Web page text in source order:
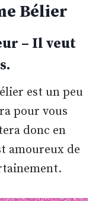
Bélier
– Il veut
est un peu
pour vous
donc en
amoureux de